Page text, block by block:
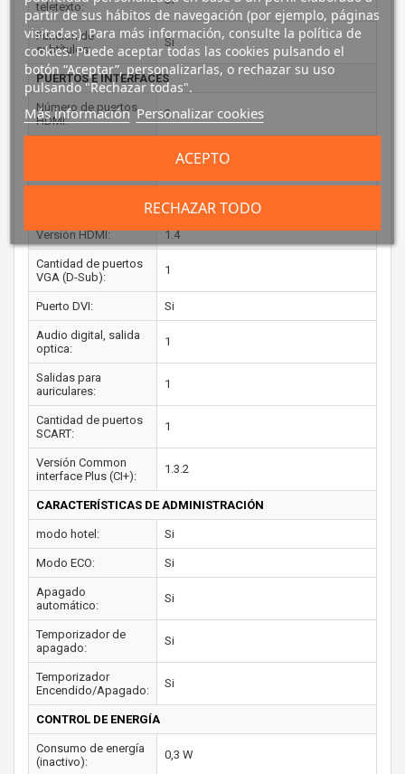
teletexto:
Función de
subtítulos:
Si
PUERTOS E INTERFACES
Número de puertos
HDMI:
2
Versión HDMI: 1.4
Cantidad de puertos
VGA (D-Sub):
1
Puerto DVI: Si
Audio digital, salida
optica:
1
Salidas para
auriculares:
1
Cantidad de puertos
SCART:
1
Versión Common
interface Plus (CI+):
1.3.2
CARACTERÍSTICAS DE ADMINISTRACIÓN
modo hotel: Si
Modo ECO: Si
Apagado
automático:
Si
Temporizador de
apagado:
Si
Temporizador
Encendido/Apagado:
Si
CONTROL DE ENERGÍA
Consumo de energía
(inactivo):
0,3 W
partir de sus hábitos de navegación (por ejemplo, páginas
visitadas). Para más información, consulte la política de
cookies. Puede aceptar todas las cookies pulsando el
botón “Aceptar”, personalizarlas, o rechazar su uso
pulsando "Rechazar todas".
Más información Personalizar cookies
RECHAZAR TODO
ACEPTO